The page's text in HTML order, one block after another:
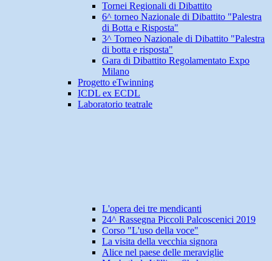
Tornei Regionali di Dibattito
6^ torneo Nazionale di Dibattito "Palestra
di Botta e Risposta"
3^ Torneo Nazionale di Dibattito "Palestra
di botta e risposta"
Gara di Dibattito Regolamentato Expo
Milano
Progetto eTwinning
ICDL ex ECDL
Laboratorio teatrale
L'opera dei tre mendicanti
24^ Rassegna Piccoli Palcoscenici 2019
Corso "L'uso della voce"
La visita della vecchia signora
Alice nel paese delle meraviglie